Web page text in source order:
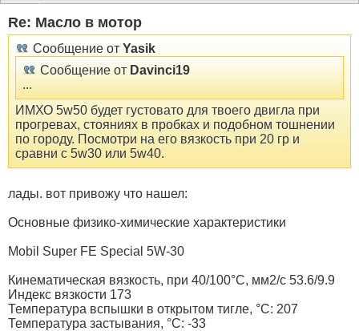
Re: Масло в мотор
Сообщение от Yasik
Сообщение от Davinci19
...
ИМХО 5w50 будет густовато для твоего двигла при
прогревах, стояниях в пробках и подобном тошнении
по городу. Посмотри на его вязкость при 20 гр и
сравни с 5w30 или 5w40.
лады. вот привожу что нашел:
Основные физико-химические характеристики
Mobil Super FE Special 5W-30
Кинематическая вязкость, при 40/100°С, мм2/с 53.6/9.9
Индекс вязкости 173
Температура вспышки в открытом тигле, °С: 207
Температура застывания, °С: -33